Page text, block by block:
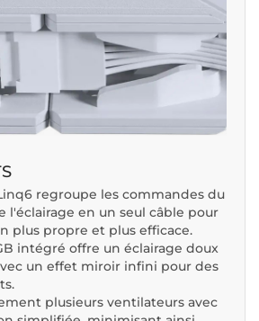
regroupe les commandes du
l'éclairage en un seul câble pour
plus propre et plus efficace.
intégré offre un éclairage doux
un effet miroir infini pour des
plusieurs ventilateurs avec